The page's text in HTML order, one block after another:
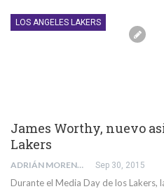
LOS ANGELES LAKERS
James Worthy, nuevo
Lakers
ADRIÁN MORENTE GABALDÓN Sep 30, 2015
Durante el Media Day de los Lakers,